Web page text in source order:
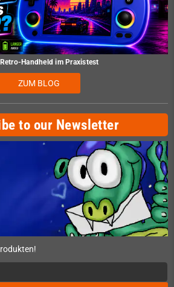
Handheld im Praxistest
ZUM BLOG
to our Newsletter